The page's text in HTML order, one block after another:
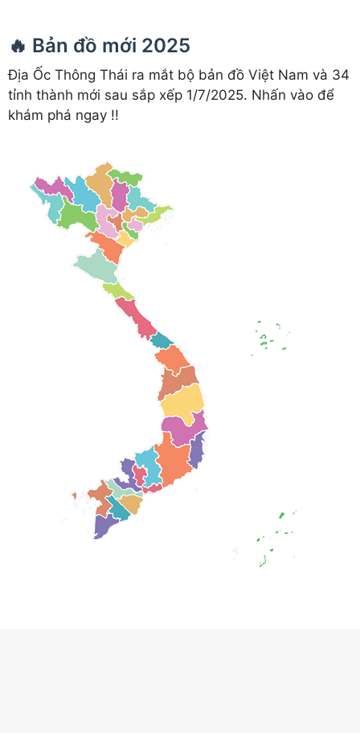
🔥 Bản đồ mới 2025
Địa Ốc Thông Thái ra mắt bộ bản đồ Việt Nam và 34
tỉnh thành mới sau sắp xếp 1/7/2025. Nhấn vào để
khám phá ngay !!